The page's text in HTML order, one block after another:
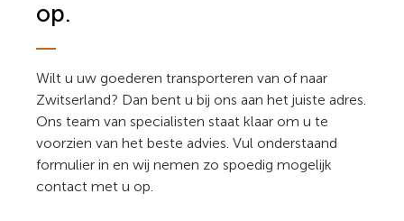
op.
Wilt u uw goederen transporteren van of naar
Zwitserland? Dan bent u bij ons aan het juiste adres.
Ons team van specialisten staat klaar om u te
voorzien van het beste advies. Vul onderstaand
formulier in en wij nemen zo spoedig mogelijk
contact met u op.